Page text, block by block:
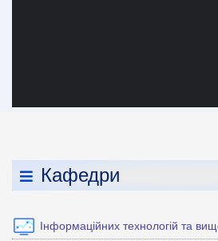
Кафедри
Інформаційних технологій та